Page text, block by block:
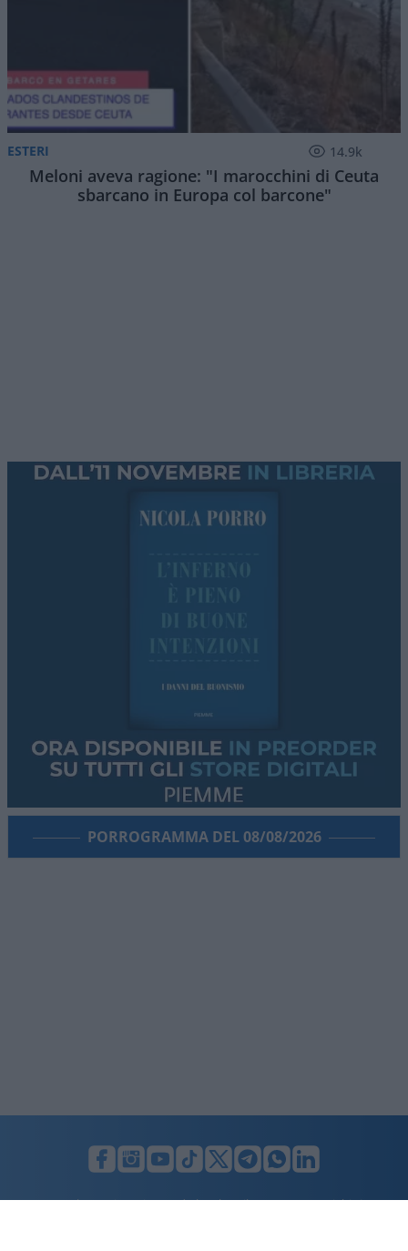
ESTERI 14.9k
Meloni aveva ragione: "I marocchini di Ceuta
sbarcano in Europa col barcone"
PORROGRAMMA DEL 08/08/2026
LUNIFIN S.r.l. a socio unico. Sede legale Milano, Largo F. Richini, 2/A,